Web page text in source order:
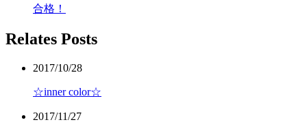
合格！
Relates Posts
2017/10/28
☆inner color☆
2017/11/27